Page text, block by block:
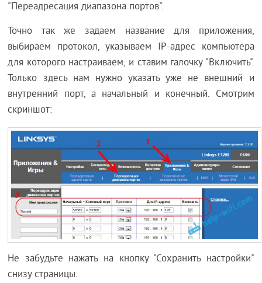
"Переадресация диапазона портов".
Точно так же задаем название для приложения,
выбираем протокол, указываем IP-адрес компьютера
для которого настраиваем, и ставим галочку "Включить".
Только здесь нам нужно указать уже не внешний и
внутренний порт, а начальный и конечный. Смотрим
скриншот:
Не забудьте нажать на кнопку "Сохранить настройки"
снизу страницы.